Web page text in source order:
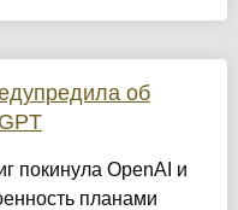
об
покинула OpenAI и
планами